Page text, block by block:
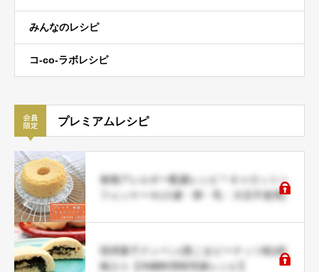
みんなのレシピ
コ-co-ラボレシピ
プレミアムレシピ
食物アレルギー配慮レシピ＊キャロットシ
フォンケーキ(小麦・卵・乳・大豆不使用)
琉球菓子クンペン(黒ごまピーナッツ餡)胡
桃入り【沖縄料理研究家レシピ】